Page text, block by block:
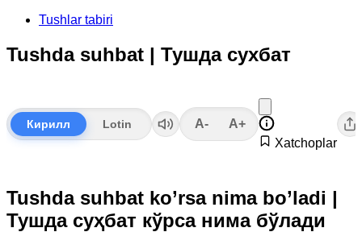
Tushlar tabiri
Tushda suhbat | Тушда сухбат
Кирилл Lotin A-
A+
Xatchoplar
Tushda suhbat ko’rsa nima bo’ladi |
Тушда суҳбат кўрса нима бўлади